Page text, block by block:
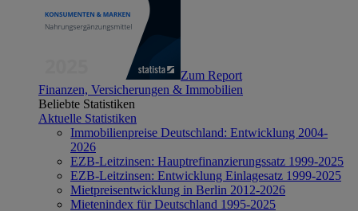
Zum Report
Finanzen, Versicherungen & Immobilien
Beliebte Statistiken
Aktuelle Statistiken
Immobilienpreise Deutschland: Entwicklung 2004-
2026
EZB-Leitzinsen: Hauptrefinanzierungssatz 1999-2025
EZB-Leitzinsen: Entwicklung Einlagesatz 1999-2025
Mietpreisentwicklung in Berlin 2012-2026
Mietenindex für Deutschland 1995-2025